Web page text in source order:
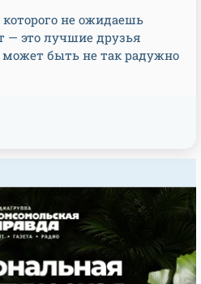
которого не ожидаешь
— это лучшие друзья
может быть не так радужно